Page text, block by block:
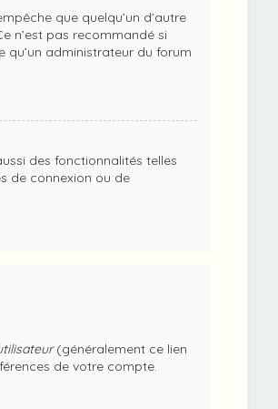
que quelqu’un d’autre
n’est pas recommandé si
administrateur du forum
des fonctionnalités telles
de connexion ou de
(généralement ce lien
de votre compte.